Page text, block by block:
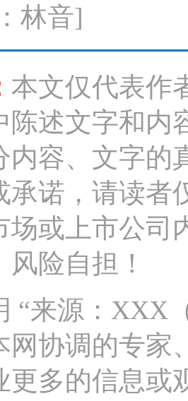
林音]
本文仅代表作
陈述文字和内
内容、文字的
承诺，请读者
场或上市公司
险自担！
“来源：XXX
网协调的专家
更多的信息或